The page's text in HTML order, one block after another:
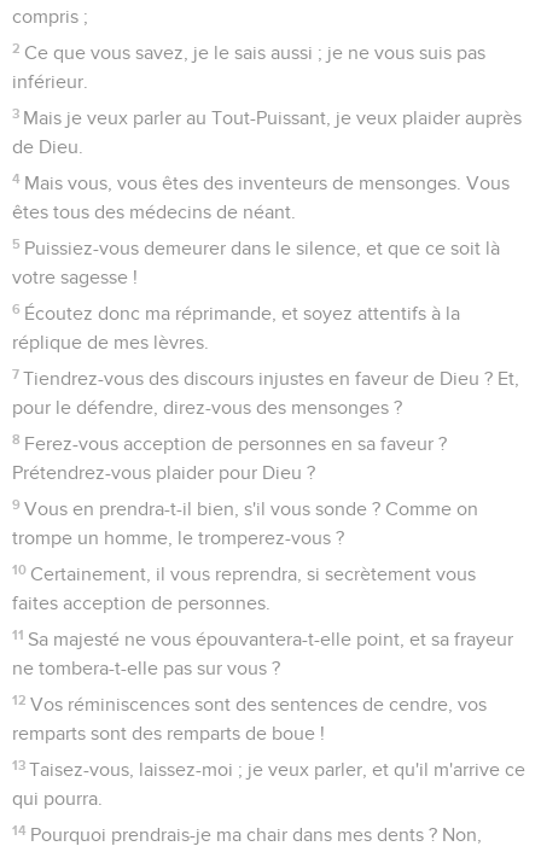
compris ;
2 Ce que vous savez, je le sais aussi ; je ne vous suis pas
inférieur.
3 Mais je veux parler au Tout-Puissant, je veux plaider auprès
de Dieu.
4 Mais vous, vous êtes des inventeurs de mensonges. Vous
êtes tous des médecins de néant.
5 Puissiez-vous demeurer dans le silence, et que ce soit là
votre sagesse !
6 Écoutez donc ma réprimande, et soyez attentifs à la
réplique de mes lèvres.
7 Tiendrez-vous des discours injustes en faveur de Dieu ? Et,
pour le défendre, direz-vous des mensonges ?
8 Ferez-vous acception de personnes en sa faveur ?
Prétendrez-vous plaider pour Dieu ?
9 Vous en prendra-t-il bien, s'il vous sonde ? Comme on
trompe un homme, le tromperez-vous ?
10 Certainement, il vous reprendra, si secrètement vous
faites acception de personnes.
11 Sa majesté ne vous épouvantera-t-elle point, et sa frayeur
ne tombera-t-elle pas sur vous ?
12 Vos réminiscences sont des sentences de cendre, vos
remparts sont des remparts de boue !
13 Taisez-vous, laissez-moi ; je veux parler, et qu'il m'arrive ce
qui pourra.
14 Pourquoi prendrais-je ma chair dans mes dents ? Non,